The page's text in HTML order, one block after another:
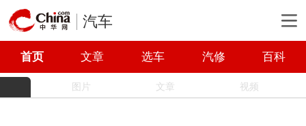
汽车
首页 文章 选车 汽修 百科
图片 文章 视频